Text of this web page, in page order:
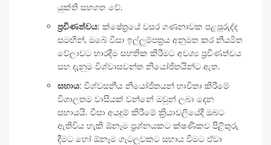
යුක්ති සහගත වේ.
ප්‍රවීණත්වය: ක්ෂේත්‍රයේ වසර ගණනාවක පළපුරුද්ද
සමඟින්, ඔබේ වීසා ඉල්ලුම්පත්‍රය අනුමත කර නියමිත
වේලාවට භාරදීම සහතික කිරීමට අවශ්‍ය ප්‍රවීණත්වය
සහ දැනුම විශ්වාසවන්ත නියෝජිතයින්ට ඇත.
සහාය: විශ්වසනීය නියෝජිතයන් භාවිතා කිරීමේ
විශාලතම වාසියක් වන්නේ ඔවුන් ලබා දෙන
සහායයි. වීසා අයදුම් කිරීමේ ක්‍රියාවලියේදී ඔබට
ඇතිවිය හැකි ඕනෑම ප්‍රශ්නයකට ක්ෂණිකව පිළිතුරු
දීමට හෝ ඕනෑම ගැටලුවකට සහාය වීමට ඒවා